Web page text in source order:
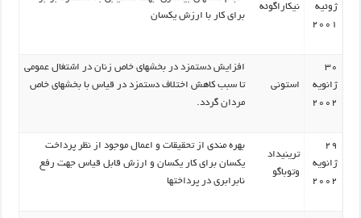
ژوئیه
2001
نیکاراگوئه
برای کار با ارزش یکسان
30
ژانویه
2002
استونی
افزایش دستمزد در بخشهای خاص زنان در اشتغال عمومی
تا سبب کاهش اختلاف دستمزد در قیاس با بخشهای خاص
مردان گردد.
29
ژانویه
2002
ترینیداد
وتوباگو
بهره مندی از تحقیقات و اعمال موجود از نظر پرداخت
یکسان برای کار یکسان و ارزش قابل قیاس جهت رفع
نابرابری در پرداختها